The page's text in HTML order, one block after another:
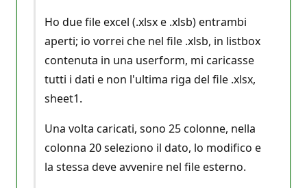
Ho due file excel (.xlsx e .xlsb) entrambi
aperti; io vorrei che nel file .xlsb, in listbox
contenuta in una userform, mi caricasse
tutti i dati e non l'ultima riga del file .xlsx,
sheet1.
Una volta caricati, sono 25 colonne, nella
colonna 20 seleziono il dato, lo modifico e
la stessa deve avvenire nel file esterno.